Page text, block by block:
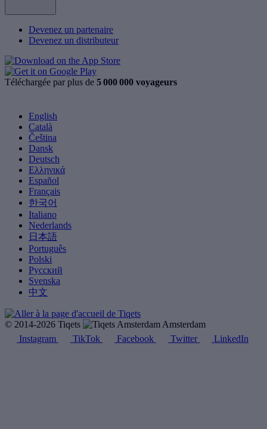
Devenez un partenaire
Devenez un distributeur
Téléchargée par plus de 5 000 000 voyageurs
English
Català
Čeština
Dansk
Deutsch
Ελληνικά
Español
Français
한국어
Italiano
Nederlands
日本語
Português
Polski
Русский
Svenska
中文
© 2014-2026 Tiqets
Amsterdam
Instagram
TikTok Facebook Twitter LinkedIn